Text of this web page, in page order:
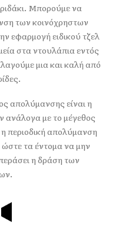
Μπορούμε να
των κοινόχρηστων
εφαρμογή ειδικού τζελ
στα ντουλάπια εντός
μια και καλή από
απολύμανσης είναι η
με το μέγεθος
περιοδική απολύμανση
τα έντομα να μην
η δράση των